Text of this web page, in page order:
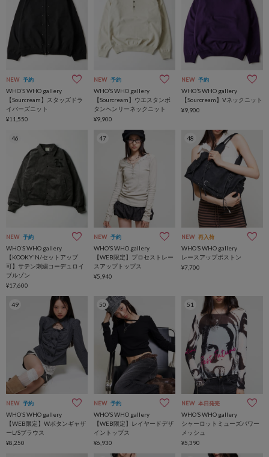
NEW 予約
WHO’S WHO gallery
【Sourcream】スタッズドラ
イバーズニット
¥11,550
NEW 予約
WHO’S WHO gallery
【Sourcream】ウエスタンボ
タンヘンリーネックニット
¥9,900
NEW 予約
WHO’S WHO gallery
【Sourcream】Vネックニット
¥9,900
46
NEW 予約
WHO’S WHO gallery
【KOOKY'N/セットアップ
可】サテン刺繍コーデュロイ
ブルゾン
¥17,600
47
NEW 予約
WHO’S WHO gallery
【WEB限定】プロセストレー
スアップトップス
¥5,940
48
NEW 再入荷
WHO’S WHO gallery
レースアップボストン
¥7,700
49
NEW 予約
WHO’S WHO gallery
【WEB限定】Wボタンギャザ
ーL/Sブラウス
¥8,250
50
NEW 予約
WHO’S WHO gallery
【WEB限定】レイヤードデザ
イントップス
¥6,930
51
NEW 本日発売
WHO’S WHO gallery
シャーロットミューズパワー
メッシュ
¥5,390